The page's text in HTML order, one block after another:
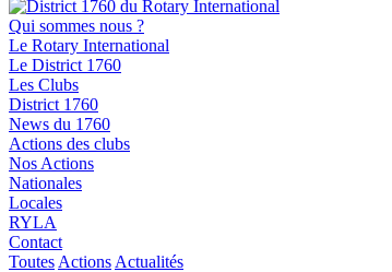
Qui sommes nous ?
Le Rotary International
Le District 1760
Les Clubs
District 1760
News du 1760
Actions des clubs
Nos Actions
Nationales
Locales
RYLA
Contact
Toutes Actions Actualités